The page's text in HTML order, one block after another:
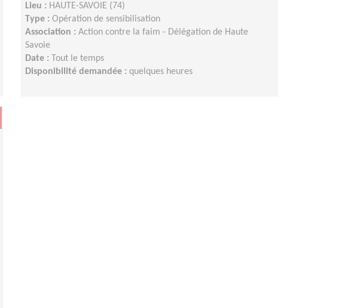
Lieu : HAUTE-SAVOIE (74)
Type : Opération de sensibilisation
Association : Action contre la faim - Délégation de Haute
Savoie
Date :
Tout le temps
Disponibilité demandée : quelques heures